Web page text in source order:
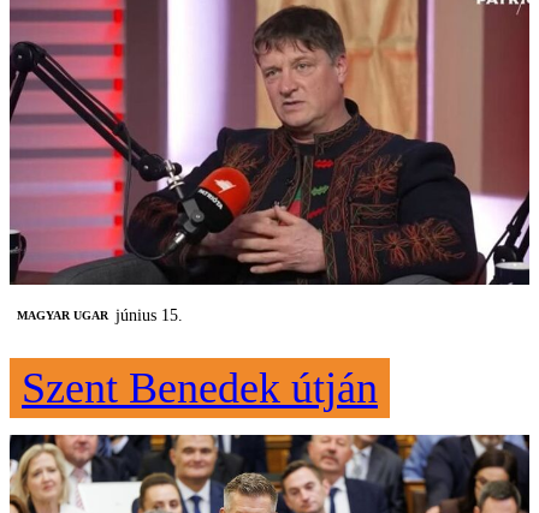
MAGYAR UGAR június 15.
Szent Benedek útján